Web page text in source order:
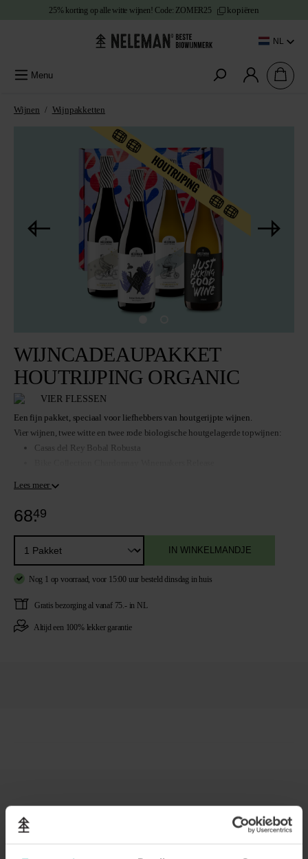
25% korting op alle witte wijnen!Code: ZOMER25 kopiëren
NL
Menu
Wijnen / Wijnpakketten
Afbeeldingengalerij overslaan
WIJNCADEAUPAKKET
HOUTRIJPING ORGANIC
VIER FLESSEN
Een fijn pakket, speciaal voor liefhebbers van houtgerijpte wijnen.
Vier wijnen, twee witte en twee rode biologische houtgelagerde topwijnen:
Casas del Rey Bobal Robusta
Lees meer
68.49
IN WINKELMANDJE
Nog 1 op voorraad,voor 15:00 uur bestelddinsdag in huis
Gratis bezorging al vanaf 75.- in NL
Altijd een 100% lekker garantie
WAT ONZE KLANTEN VINDEN: